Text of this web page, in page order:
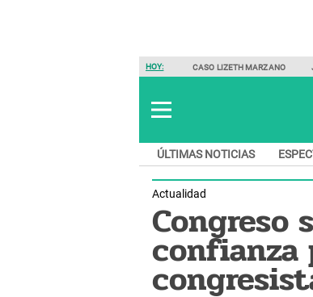
HOY: CASO LIZETH MARZANO
ÚLTIMAS NOTICIAS
Actualidad
Congreso